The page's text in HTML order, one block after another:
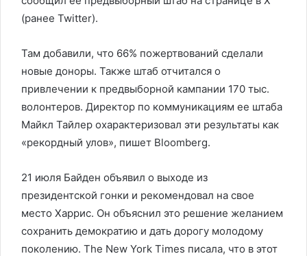
(ранее Twitter).
Там добавили, что 66% пожертвований сделали
новые доноры. Также штаб отчитался о
привлечении к предвыборной кампании 170 тыс.
волонтеров. Директор по коммуникациям ее штаба
Майкл Тайлер охарактеризовал эти результаты как
«рекордный улов», пишет Bloomberg.
21 июля Байден объявил о выходе из
президентской гонки и рекомендовал на свое
место Харрис. Он объяснил это решение желанием
сохранить демократию и дать дорогу молодому
поколению. The New York Times писала, что в этот